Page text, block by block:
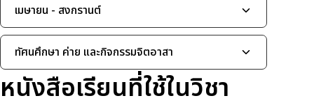
เมษายน - สงกรานต์
ทัศนศึกษา ค่าย และกิจกรรมจิตอาสา
หนังสือเรียนที่ใช้ในวิชา